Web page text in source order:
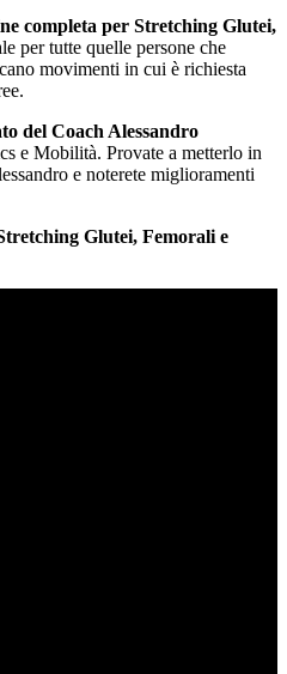
completa per Stretching Glutei,
per tutte quelle persone che
movimenti in cui è richiesta
del Coach Alessandro
e Mobilità. Provate a metterlo in
e noterete miglioramenti
Glutei, Femorali e